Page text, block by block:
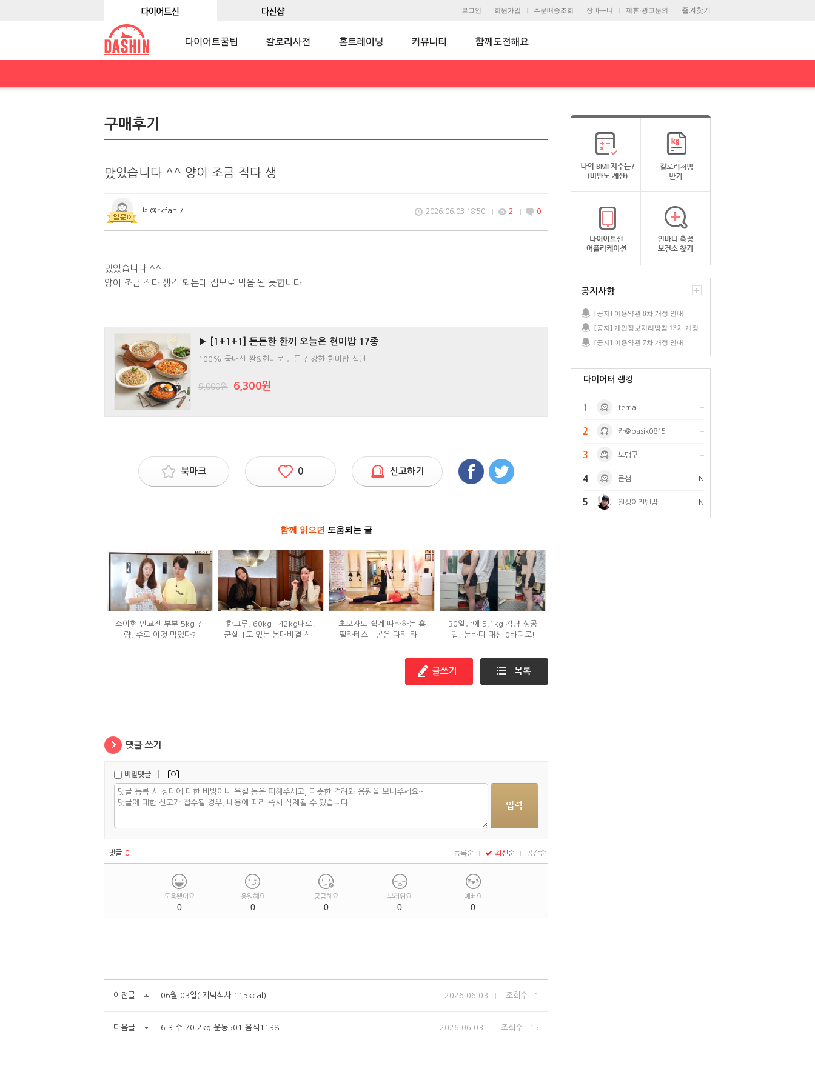
즐겨찾기
로그인 회원가입 주문배송조회 장바구니 제휴·광고문의
구매후기
맜있습니다 ^^ 양이 조금 적다 생
네@rkfahl7 2026.06.03 18:50 2 0
맜있습니다 ^^
양이 조금 적다 생각 되는데 점보로 먹음 될 듯합니다
▶ [1+1+1] 든든한 한끼 오늘은 현미밥 17종
100% 국내산 쌀&현미로 만든 건강한 현미밥 식단
9,000원 6,300원
북마크 0 신고하기
함께 읽으면 도움되는 글
소이현 인교진 부부 5kg 감
량, 주로 이것 먹었다?
한그루, 60kg→42kg대로!
군살 1도 없는 몸매비결 식단
초보자도 쉽게 따라하는 홈
필라테스 – 곧은 다리 라인
30일만에 5.1kg 감량 성공
팁! 눈바디 대신 0바디로!
비밀댓글 |
댓글 0 등록순 최신순 공감순
도움됐어요
0
응원해요
0
궁금해요
0
부러워요
0
예뻐요
0
이전글 06월 03일( 저녁식사 115kcal) 2026.06.03 조회수 : 1
다음글 6.3 수 70.2kg 운동501 음식1138 2026.06.03 조회수 : 15
공지사항
[공지] 이용약관 8차 개정 안내
[공지] 이용약관 7차 개정 안내
다이어터 랭킹
1 terria
2 카@basik0815
3 노맹구
4 큰샘 N
5 원싱이진빈맘 N